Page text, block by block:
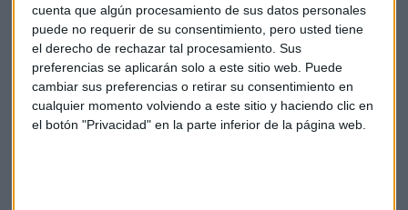
cuenta que algún procesamiento de sus datos personales
puede no requerir de su consentimiento, pero usted tiene
el derecho de rechazar tal procesamiento. Sus
preferencias se aplicarán solo a este sitio web. Puede
cambiar sus preferencias o retirar su consentimiento en
cualquier momento volviendo a este sitio y haciendo clic en
el botón "Privacidad" en la parte inferior de la página web.